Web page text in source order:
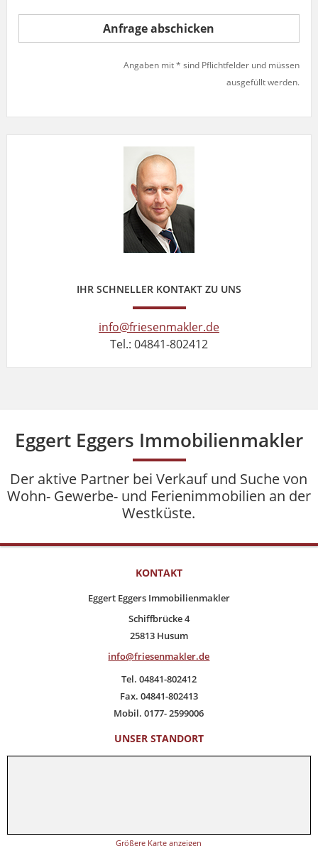
Angaben mit * sind Pflichtfelder und müssen
ausgefüllt werden.
IHR SCHNELLER KONTAKT ZU UNS
info@friesenmakler.de
Tel.: 04841-802412
Eggert Eggers Immobilienmakler
Der aktive Partner bei Verkauf und Suche von
Wohn- Gewerbe- und Ferienimmobilien an der
Westküste.
KONTAKT
Eggert Eggers Immobilienmakler
Schiffbrücke 4
25813 Husum
info@friesenmakler.de
Tel. 04841-802412
Fax. 04841-802413
Mobil. 0177- 2599006
UNSER STANDORT
Größere Karte anzeigen